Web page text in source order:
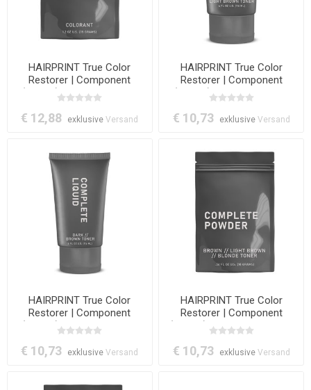
HAIRPRINT True Color
Restorer | Component
(Step-3): Restore Powder
(All Colors)
€ 12,88 exklusiveVersand
HAIRPRINT True Color
Restorer | Component
(Step-4): Complete Liquid
(Light Brown)
€ 10,73 exklusive Versand
HAIRPRINT True Color
Restorer | Component
(Step-4): Complete Liquid
(Dark/Brown)
€ 10,73 exklusiveVersand
HAIRPRINT True Color
Restorer | Component
(Step-5): Complete Powder
(Brown/Light Brown)
€ 10,73 exklusive Versand